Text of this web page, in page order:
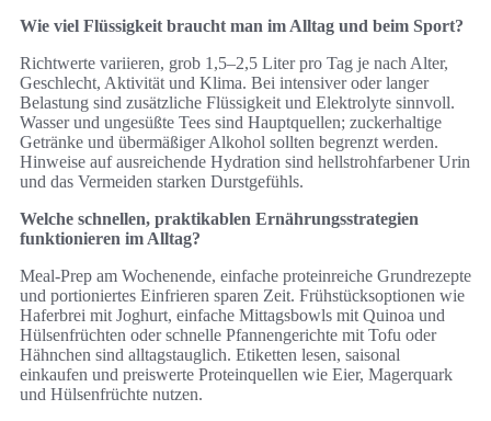
Wie viel Flüssigkeit braucht man im Alltag und beim Sport?
Richtwerte variieren, grob 1,5–2,5 Liter pro Tag je nach Alter,
Geschlecht, Aktivität und Klima. Bei intensiver oder langer
Belastung sind zusätzliche Flüssigkeit und Elektrolyte sinnvoll.
Wasser und ungesüßte Tees sind Hauptquellen; zuckerhaltige
Getränke und übermäßiger Alkohol sollten begrenzt werden.
Hinweise auf ausreichende Hydration sind hellstrohfarbener Urin
und das Vermeiden starken Durstgefühls.
Welche schnellen, praktikablen Ernährungsstrategien
funktionieren im Alltag?
Meal‑Prep am Wochenende, einfache proteinreiche Grundrezepte
und portioniertes Einfrieren sparen Zeit. Frühstücksoptionen wie
Haferbrei mit Joghurt, einfache Mittagsbowls mit Quinoa und
Hülsenfrüchten oder schnelle Pfannengerichte mit Tofu oder
Hähnchen sind alltagstauglich. Etiketten lesen, saisonal
einkaufen und preiswerte Proteinquellen wie Eier, Magerquark
und Hülsenfrüchte nutzen.